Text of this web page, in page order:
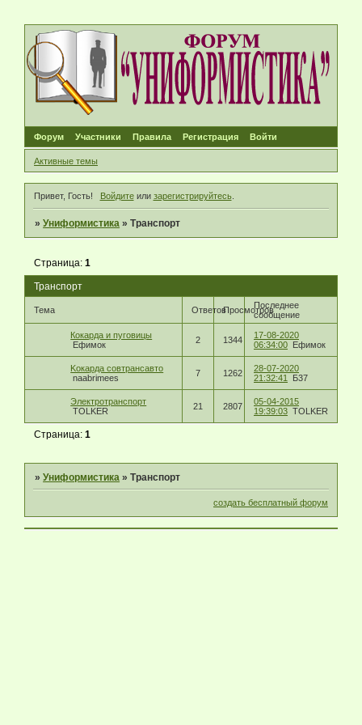
Форум Участники Правила Регистрация Войти
Активные темы
Привет, Гость! Войдитеили зарегистрируйтесь.
»Униформистика »Транспорт
Транспорт
Страница:1
Тема ОтветовПросмотровПоследнее
сообщение
Кокарда и пуговицы
Ефимок
2 1344
17-08-2020
06:34:00 Ефимок
Kокарда совтрансавто
naabrimees
7 1262
28-07-2020
21:32:41
Б37
Электротранспорт
TOLKER
21 2807
05-04-2015
19:39:03 TOLKER
Страница:1
»Униформистика »Транспорт
создать бесплатный форум